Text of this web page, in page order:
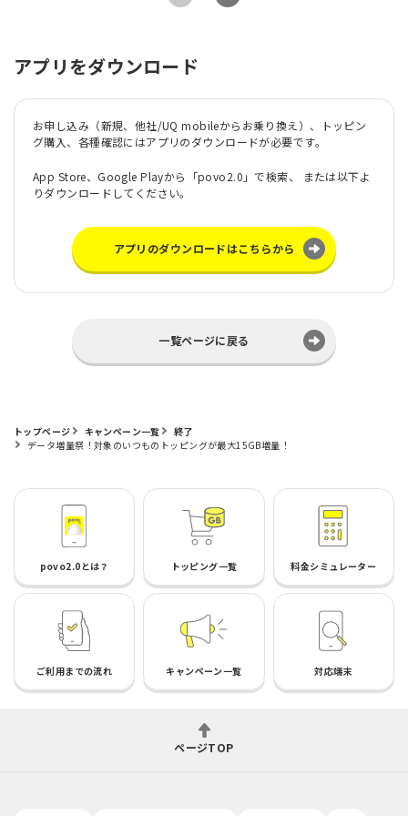
アプリをダウンロード
お申し込み（新規、他社/UQ mobileからお乗り換え）、トッピン
グ購入、各種確認にはアプリのダウンロードが必要です。
App Store、Google Playから「povo2.0」で検索、 または以下よ
りダウンロードしてください。
アプリのダウンロードはこちらから
一覧ページに戻る
トップページ キャンペーン一覧
終了
データ増量祭！対象のいつものトッピングが最大15GB増量！
povo2.0とは？ トッピング一覧 料金シミュレーター
ご利用までの流れ キャンペーン一覧 対応端末
ページTOP